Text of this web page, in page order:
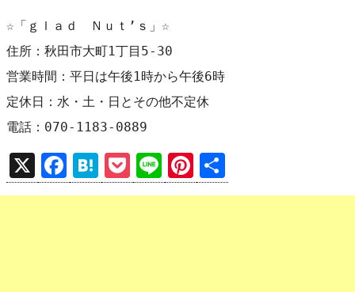
☆「ｇｌａｄ　Ｎｕｔ’ｓ」☆
住所：秋田市大町1丁目5-30
営業時間：平日は午後1時から午後6時
定休日：水・土・日とその他不定休
電話：070-1183-0889
X
F
a
H
at
P
o
Li
n
Pi
nt 有